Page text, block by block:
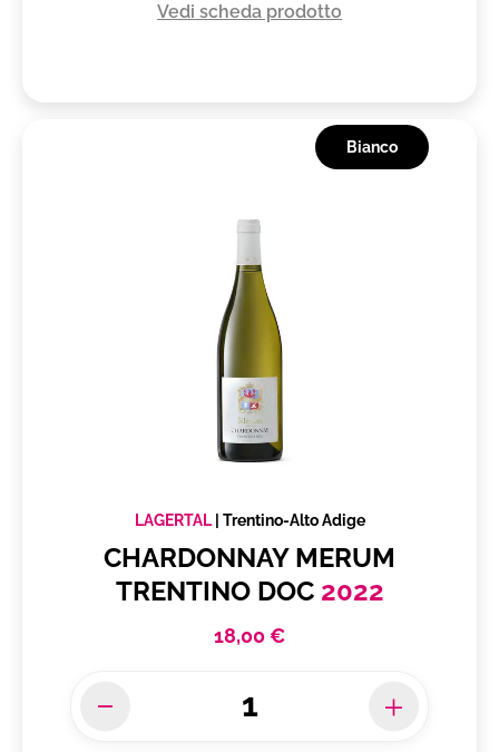
Vedi scheda prodotto
Bianco
LAGERTAL| Trentino-Alto Adige
CHARDONNAY MERUM
TRENTINO DOC 2022
18,00 €